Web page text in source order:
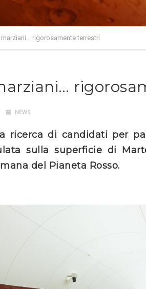
marziani… rigorosamente terrestri
NEWS
ricerca di candidati per
sulla superficie di
del Pianeta Rosso.